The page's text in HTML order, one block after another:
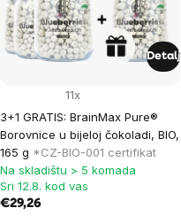
3+1 GRATIS: BrainMax Pure®
Borovnice u bijeloj čokoladi, BIO,
165 g *CZ-BIO-001 certifikat
11x
Na skladištu > 5 komada
Sri 12.8. kod vas
€29,26
Detalj